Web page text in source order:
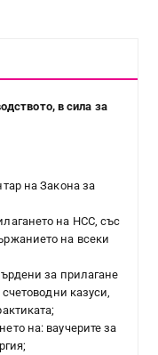
в сила за
на Закона за
на НСС, със
на всеки
за прилагане
казуси,
на: ваучерите за